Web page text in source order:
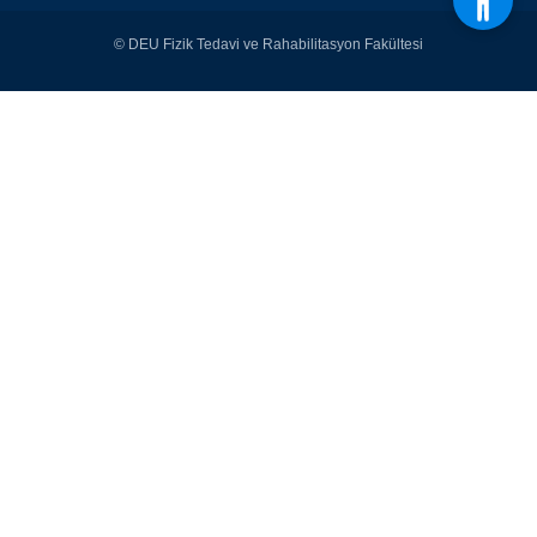
© DEU Fizik Tedavi ve Rahabilitasyon Fakültesi